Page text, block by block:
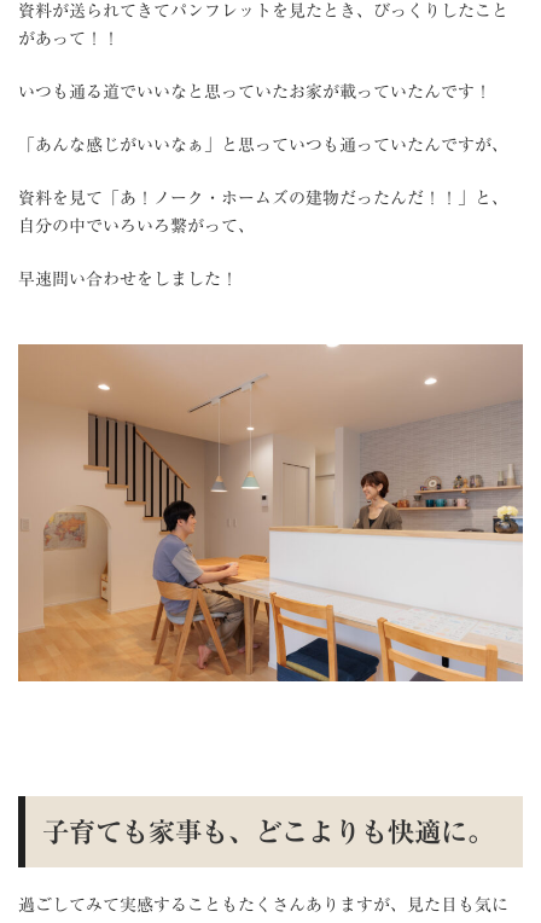
資料が送られてきてパンフレットを見たとき、びっくりしたこと
があって！！
いつも通る道でいいなと思っていたお家が載っていたんです！
「あんな感じがいいなぁ」と思っていつも通っていたんですが、
資料を見て「あ！ノーク・ホームズの建物だったんだ！！」と、
自分の中でいろいろ繋がって、
早速問い合わせをしました！
子育ても家事も、どこよりも快適に。
過ごしてみて実感することもたくさんありますが、見た目も気に